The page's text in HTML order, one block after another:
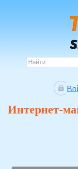
Интернет-